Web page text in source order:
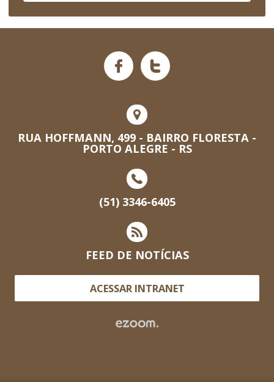
RUA HOFFMANN, 499 - BAIRRO FLORESTA -
PORTO ALEGRE - RS
(51) 3346-6405
FEED DE NOTÍCIAS
ACESSAR INTRANET